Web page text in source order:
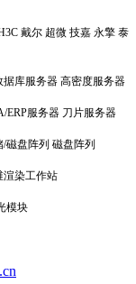
戴尔 超微 技嘉 永擎 泰
库服务器 高密度服务器
ERP服务器 刀片服务器
磁盘阵列 磁盘阵列
渲染工作站
模块